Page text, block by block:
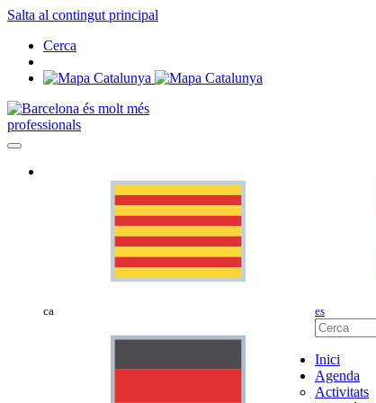
Salta al contingut principal
Cerca
professionals
ca es
Inici
Agenda
Activitats